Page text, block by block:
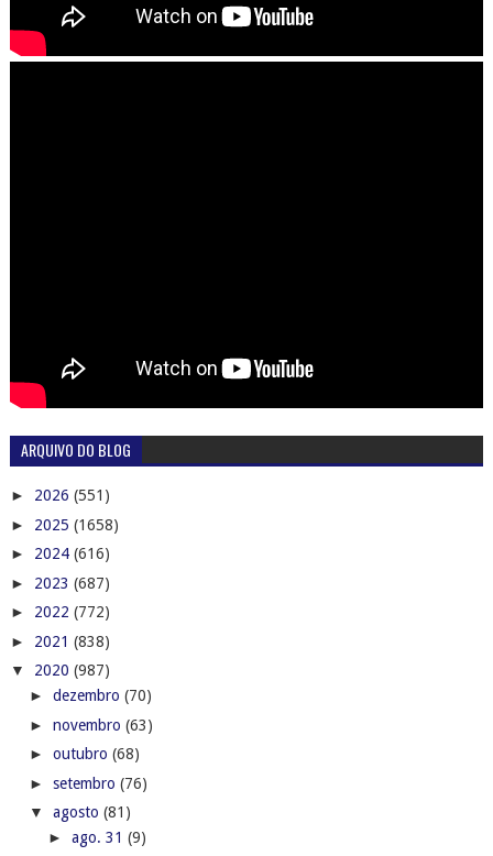
ARQUIVO DO BLOG
► 2026 (551)
► 2025 (1658)
► 2024 (616)
► 2023 (687)
► 2022 (772)
► 2021 (838)
▼ 2020 (987)
► dezembro (70)
► novembro (63)
► outubro (68)
► setembro (76)
▼ agosto (81)
► ago. 31 (9)